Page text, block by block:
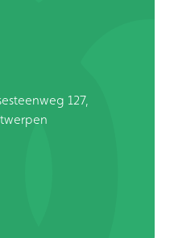
127,